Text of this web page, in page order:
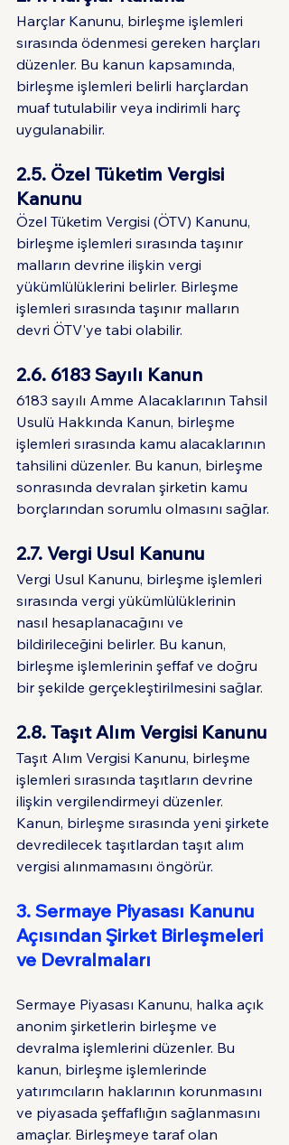
Harçlar Kanunu, birleşme işlemleri
sırasında ödenmesi gereken harçları
düzenler. Bu kanun kapsamında,
birleşme işlemleri belirli harçlardan
muaf tutulabilir veya indirimli harç
uygulanabilir.
2.5. Özel Tüketim Vergisi
Kanunu
Özel Tüketim Vergisi (ÖTV) Kanunu,
birleşme işlemleri sırasında taşınır
malların devrine ilişkin vergi
yükümlülüklerini belirler. Birleşme
işlemleri sırasında taşınır malların
devri ÖTV'ye tabi olabilir.
2.6. 6183 Sayılı Kanun
6183 sayılı Amme Alacaklarının Tahsil
Usulü Hakkında Kanun, birleşme
işlemleri sırasında kamu alacaklarının
tahsilini düzenler. Bu kanun, birleşme
sonrasında devralan şirketin kamu
borçlarından sorumlu olmasını sağlar.
2.7. Vergi Usul Kanunu
Vergi Usul Kanunu, birleşme işlemleri
sırasında vergi yükümlülüklerinin
nasıl hesaplanacağını ve
bildirileceğini belirler. Bu kanun,
birleşme işlemlerinin şeffaf ve doğru
bir şekilde gerçekleştirilmesini sağlar.
2.8. Taşıt Alım Vergisi Kanunu
Taşıt Alım Vergisi Kanunu, birleşme
işlemleri sırasında taşıtların devrine
ilişkin vergilendirmeyi düzenler.
Kanun, birleşme sırasında yeni şirkete
devredilecek taşıtlardan taşıt alım
vergisi alınmamasını öngörür.
3. Sermaye Piyasası Kanunu
Açısından Şirket Birleşmeleri
ve Devralmaları
Sermaye Piyasası Kanunu, halka açık
anonim şirketlerin birleşme ve
devralma işlemlerini düzenler. Bu
kanun, birleşme işlemlerinde
yatırımcıların haklarının korunmasını
ve piyasada şeffaflığın sağlanmasını
amaçlar. Birleşmeye taraf olan